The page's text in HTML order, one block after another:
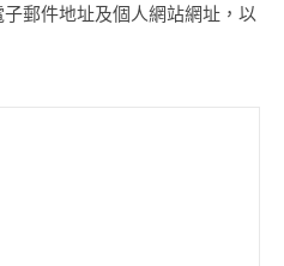
郵件地址及個人網站網址，以